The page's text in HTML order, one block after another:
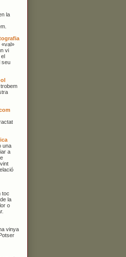
la
«val»
vi
seu
ol
una
a
toc
la
o
vinya